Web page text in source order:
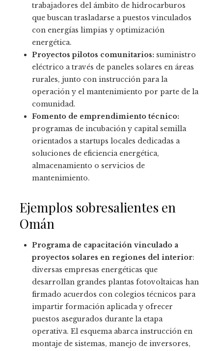
trabajadores del ámbito de hidrocarburos
que buscan trasladarse a puestos vinculados
con energías limpias y optimización
energética.
Proyectos pilotos comunitarios: suministro
eléctrico a través de paneles solares en áreas
rurales, junto con instrucción para la
operación y el mantenimiento por parte de la
comunidad.
Fomento de emprendimiento técnico:
programas de incubación y capital semilla
orientados a startups locales dedicadas a
soluciones de eficiencia energética,
almacenamiento o servicios de
mantenimiento.
Ejemplos sobresalientes en
Omán
Programa de capacitación vinculado a
proyectos solares en regiones del interior:
diversas empresas energéticas que
desarrollan grandes plantas fotovoltaicas han
firmado acuerdos con colegios técnicos para
impartir formación aplicada y ofrecer
puestos asegurados durante la etapa
operativa. El esquema abarca instrucción en
montaje de sistemas, manejo de inversores,